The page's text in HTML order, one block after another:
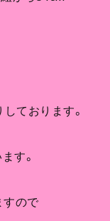
ております。
す。
すので